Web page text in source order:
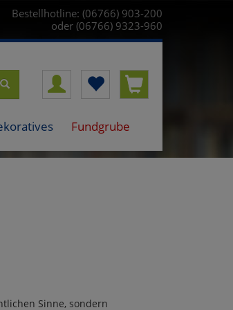
Bestellhotline: (06766) 903-200
oder (06766) 9323-960
Fundgrube
Sinne, sondern